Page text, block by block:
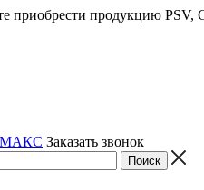
приобрести продукцию PSV,
Заказать звонок